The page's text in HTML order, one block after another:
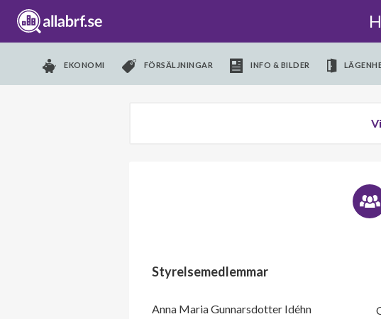
EKONOMI FÖRSÄLJNINGAR INFO & BILDER
Styrelsemedlemmar
Anna Maria Gunnarsdotter Idéhn